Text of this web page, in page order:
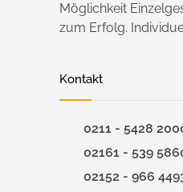
Möglichkeit
zum Erfolg.
Kontakt
0211 - 5428
02161 - 539
02152 - 966